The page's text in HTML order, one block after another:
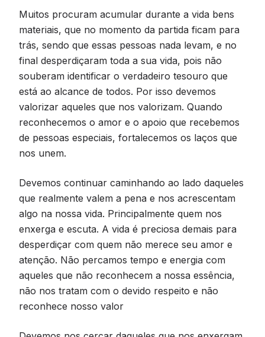
Muitos procuram acumular durante a vida bens
materiais, que no momento da partida ficam para
trás, sendo que essas pessoas nada levam, e no
final desperdiçaram toda a sua vida, pois não
souberam identificar o verdadeiro tesouro que
está ao alcance de todos. Por isso devemos
valorizar aqueles que nos valorizam. Quando
reconhecemos o amor e o apoio que recebemos
de pessoas especiais, fortalecemos os laços que
nos unem.
Devemos continuar caminhando ao lado daqueles
que realmente valem a pena e nos acrescentam
algo na nossa vida. Principalmente quem nos
enxerga e escuta. A vida é preciosa demais para
desperdiçar com quem não merece seu amor e
atenção. Não percamos tempo e energia com
aqueles que não reconhecem a nossa essência,
não nos tratam com o devido respeito e não
reconhece nosso valor